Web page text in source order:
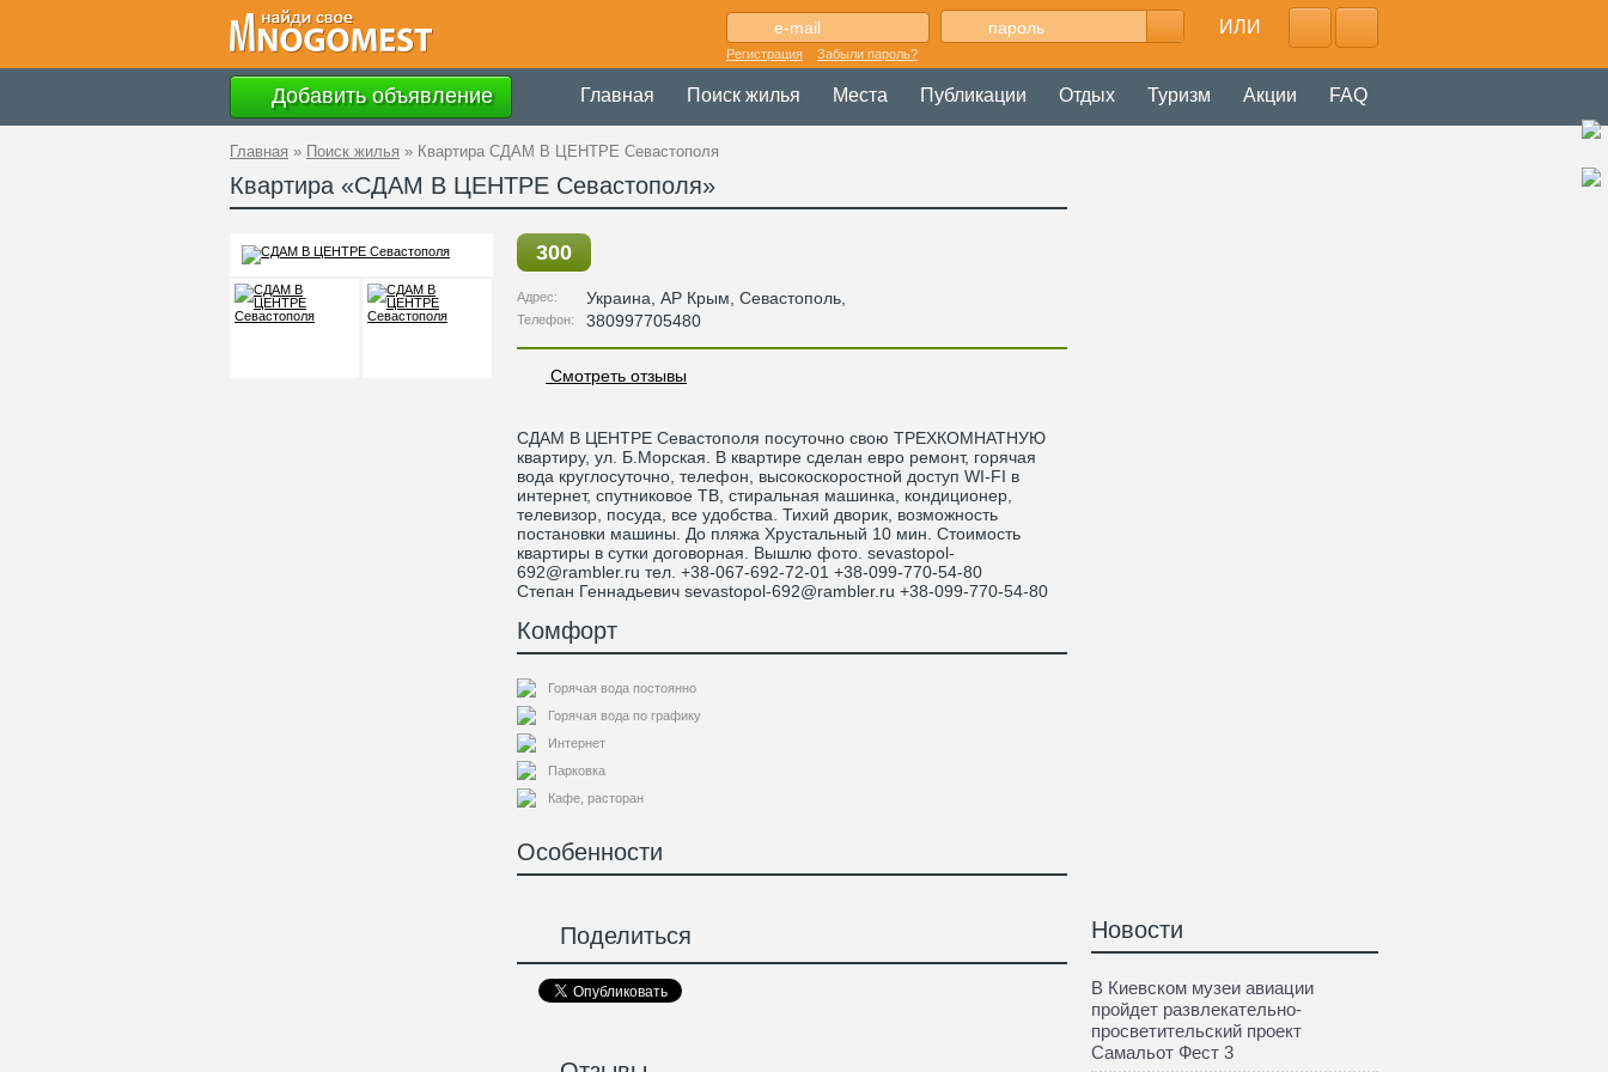
ИЛИ
Регистрация Забыли пароль?
Добавить объявление Главная Поиск жилья Места Публикации Отдых Туризм Акции FAQ
Главная » Поиск жилья » Квартира CДАМ В ЦЕНТРЕ Севастополя
Квартира «CДАМ В ЦЕНТРЕ Севастополя»
300
Адрес: Украина АР Крым , Севастополь,
Телефон: 380997705480
Смотреть отзывы
CДАМ В ЦЕНТРЕ Севастополя посуточно свою ТРЕХКОМНАТНУЮ
квартиру, ул. Б.Морская. В квартире сделан евро ремонт, горячая
вода круглосуточно, телефон, высокоскоростной доступ WI-FI в
интернет, спутниковое ТВ, стиральная машинка, кондиционер,
телевизор, посуда, все удобства. Тихий дворик, возможность
постановки машины. До пляжа Хрустальный 10 мин. Стоимость
квартиры в сутки договорная. Вышлю фото. sevastopol-
692@rambler.ru тел. +38-067-692-72-01 +38-099-770-54-80
Степан Геннадьевич sevastopol-692@rambler.ru +38-099-770-54-80
Комфорт
Горячая вода постоянно
Горячая вода по графику
Интернет
Парковка
Кафе, расторан
Особенности
Поделиться Новости
В Киевском музеи авиации
пройдет развлекательно-
просветительский проект
Самальот Фест 3